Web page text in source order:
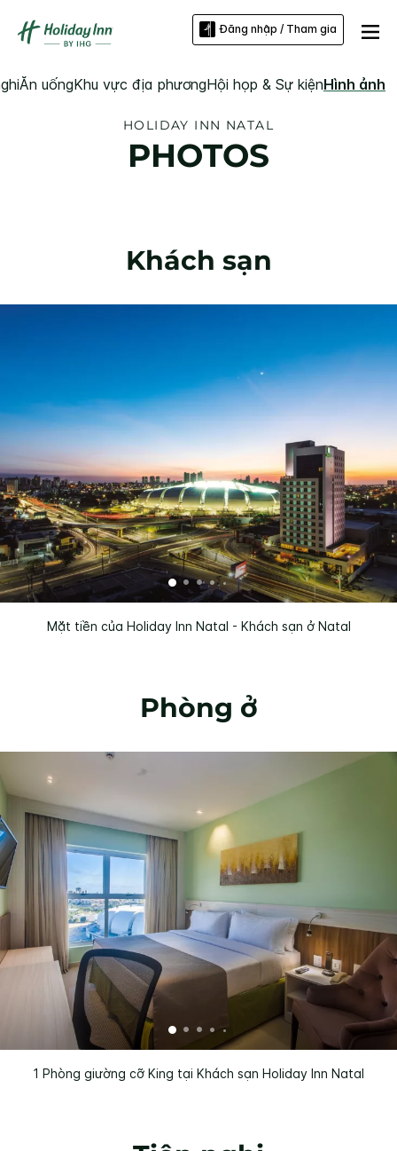
Đăng nhập / Tham gia
Ăn uốngKhu vực địa phươngHội họp & Sự kiệnHình ảnh
HOLIDAY INN NATAL
PHOTOS
Khách sạn
Mặt tiền của Holiday Inn Natal - Khách sạn ở Natal
Phòng ở
1 Phòng giường cỡ King tại Khách sạn Holiday Inn Natal